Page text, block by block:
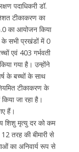
पदाधिकरी डॉ.
टीकाकरण का
का आयोजन किया
के सभी प्रखंडों में 0
एवं 403 गर्भवती
गया है। उन्होंने
के बच्चों के साथ
टीकाकरण के
जा रहा है।
हैं।
शिशु मृत्यु दर को कम
तरह की बीमारी से
का अनिवार्य रूप से